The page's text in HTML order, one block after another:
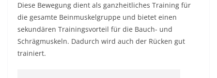
Diese Bewegung dient als ganzheitliches Training für
die gesamte Beinmuskelgruppe und bietet einen
sekundären Trainingsvorteil für die Bauch- und
Schrägmuskeln. Dadurch wird auch der Rücken gut
trainiert.